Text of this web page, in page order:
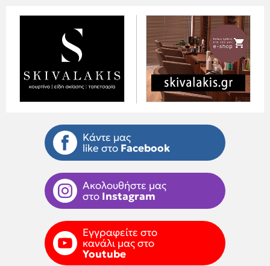
Κάντε μας
like στο Facebook
Ακολουθήστε μας
στο Instagram
Εγγραφείτε στο
κανάλι μας στο
Youtube